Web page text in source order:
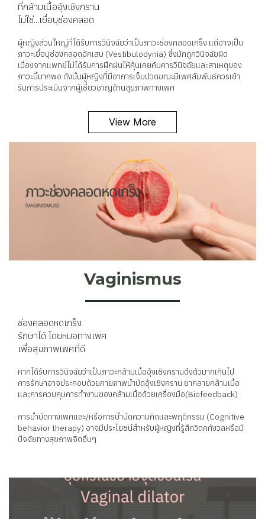
ที่กล้ามเนื้ออุ้งเชิงกราน
ไม่ใช่...เยื่อบุช่องคลอด
ผู้หญิงส่วนใหญ่ที่ได้รับการวินิจฉัยว่าเป็นภาวะช่องคลอดเกร็ง แต่อาจเป็น
ภาวะเยื่อบุช่องคลอดอักเสบ (Vestibulodynia) ซึ่งมักถูกวินิจฉัยผิด
เนื่องจากแพทย์ไม่ได้รับการฝึกฝนให้คุ้นเคยกับการวินิจฉัยและสาเหตุของ
ภาวะนี้มากพอ ดังนั้นผู้หญิงที่มีอาการเจ็บปวดขณะมีเพศสัมพันธ์ควรเข้า
รับการประเมินจากผู้เชี่ยวชาญด้านสุขภาพทางเพศ
View More
Vaginismus
ช่องคลอดหดเกร็ง
รักษาได้ โดยหมอทางเพศ
เพื่อสุขภาพเพศที่ดี
หากได้รับการวินิจฉัยว่าเป็นภาวะกล้ามเนื้ออุ้งเชิงกรานตึงตัวมากเกินไป
การรักษาอาจประกอบด้วยกายภาพบำบัดอุ้งเชิงกราน ยาคลายกล้ามเนื้อ
และการควบคุมการทำงานของกล้ามเนื้อด้วยเครื่องมือ(Biofeedback)
การบำบัดทางเพศและ/หรือการบำบัดความคิดและพฤติกรรม (Cognitive
behavior therapy) อาจมีประโยชน์สำหรับผู้หญิงที่รู้สึกวิตกกังวลหรือมี
ปัจจัยทางสุขภาพจิตอื่นๆ